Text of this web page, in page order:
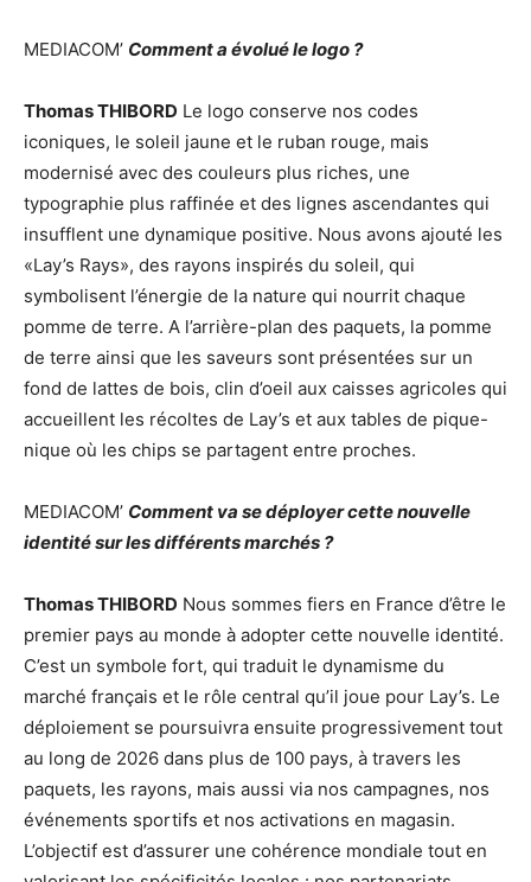
MEDIACOM’ Comment a évolué le logo ?
Thomas THIBORD Le logo conserve nos codes
iconiques, le soleil jaune et le ruban rouge, mais
modernisé avec des couleurs plus riches, une
typographie plus raffinée et des lignes ascendantes qui
insufflent une dynamique positive. Nous avons ajouté les
«Lay’s Rays», des rayons inspirés du soleil, qui
symbolisent l’énergie de la nature qui nourrit chaque
pomme de terre. A l’arrière-plan des paquets, la pomme
de terre ainsi que les saveurs sont présentées sur un
fond de lattes de bois, clin d’oeil aux caisses agricoles qui
accueillent les récoltes de Lay’s et aux tables de pique-
nique où les chips se partagent entre proches.
MEDIACOM’ Comment va se déployer cette nouvelle
identité sur les différents marchés ?
Thomas THIBORD Nous sommes fiers en France d’être le
premier pays au monde à adopter cette nouvelle identité.
C’est un symbole fort, qui traduit le dynamisme du
marché français et le rôle central qu’il joue pour Lay’s. Le
déploiement se poursuivra ensuite progressivement tout
au long de 2026 dans plus de 100 pays, à travers les
paquets, les rayons, mais aussi via nos campagnes, nos
événements sportifs et nos activations en magasin.
L’objectif est d’assurer une cohérence mondiale tout en